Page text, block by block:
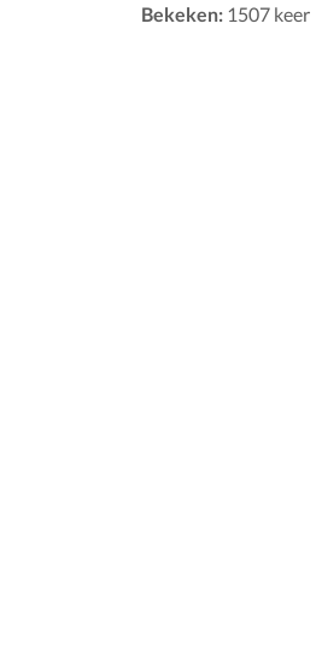
Bekeken: 1507 keer